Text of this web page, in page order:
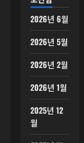
2026년 6월
2026년 5월
2026년 2월
2026년 1월
2025년 12
월